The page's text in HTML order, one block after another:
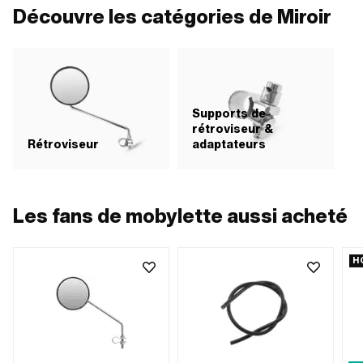
Découvre les catégories de Miroir
Rétroviseur
Supports de
rétroviseur &
adaptateurs
Les fans de mobylette aussi acheté